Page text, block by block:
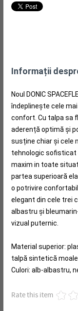
Informații
Noul DONIC
îndeplinește cele
confort. Cu talpa sa
aderență optimă și
susține chiar și cele
tehnologic sofisticat
maxim in toate
partea superioară
o potrivire
elegant din cele trei
albastru și
vizual puternic.
Material superior:
talpă sintetică moale
Culori: alb-albastru,
Rate this item